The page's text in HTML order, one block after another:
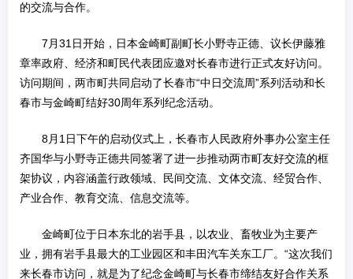
的交流与合作。
7月31日开始，日本金崎町副町长小野寺正德、议长伊藤雅
章率政府、经济和町民代表团应邀对长春市进行正式友好访问。
访问期间，两市町共同启动了长春市“中日交流周”系列活动和长
春市与金崎町结好30周年系列纪念活动。
8月1日下午的启动仪式上，长春市人民政府外事办公室主任
齐国华与小野寺正德共同签署了进一步推动两市町友好交流的框
架协议，内容涵盖行政领域、民间交流、文体交流、经贸合作、
产业合作、教育交流、信息交流等。
金崎町位于日本东北的岩手县，以农业、畜牧业为主要产
业，拥有岩手县最大的工业园区和丰田汽车关东工厂。“这次我们
来长春市访问，就是为了纪念金崎町与长春市缔结友好合作关系